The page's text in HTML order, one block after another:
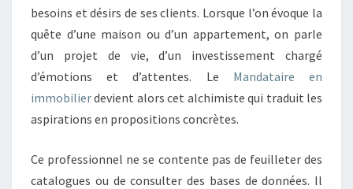
O
B
I
L
E
R
?
besoins et désirs de ses clients. Lorsque l’on évoque la
quête d’une maison ou d’un appartement, on parle
d’un projet de vie, d’un investissement chargé
d’émotions et d’attentes. Le Mandataire en
immobilierdevient alors cet alchimiste qui traduit les
aspirations en propositions concrètes.
Ce professionnel ne se contente pas de feuilleter des
catalogues ou de consulter des bases de données. Il